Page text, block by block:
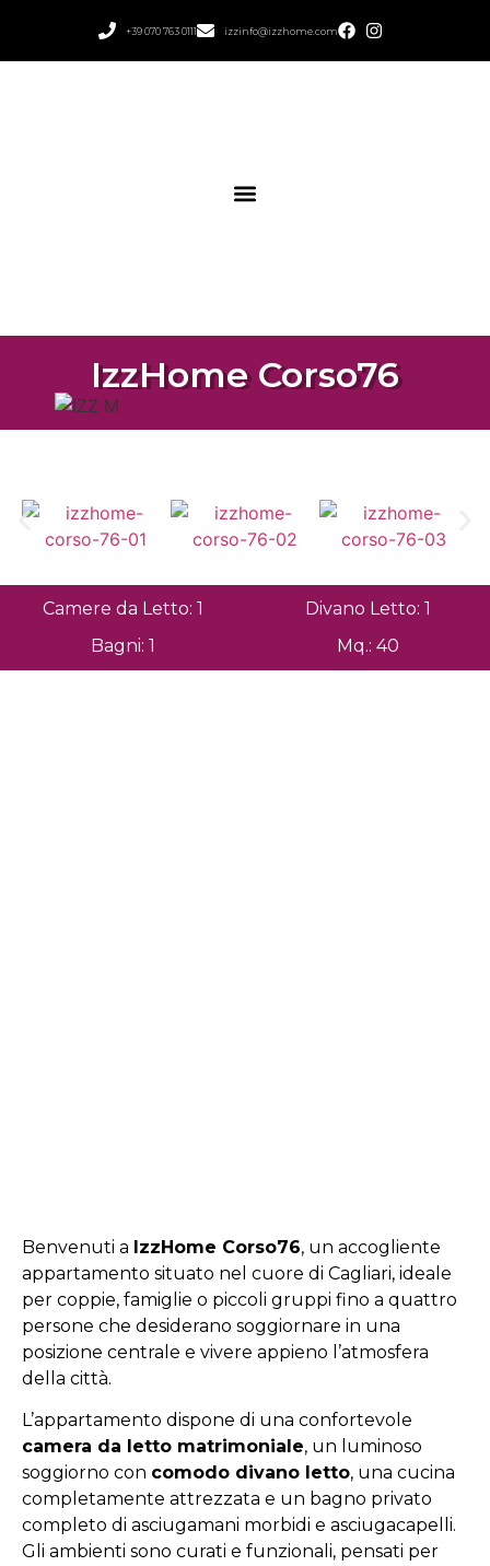
+39 070 763 0111 izzinfo@izzhome.com
IzzHome Corso76
Camere da Letto: 1
Divano Letto: 1
Bagni: 1
Mq.: 40
Benvenuti a IzzHome Corso76, un accogliente
appartamento situato nel cuore di Cagliari, ideale
per coppie, famiglie o piccoli gruppi fino a quattro
persone che desiderano soggiornare in una
posizione centrale e vivere appieno l’atmosfera
della città.
L’appartamento dispone di una confortevole
camera da letto matrimoniale, un luminoso
soggiorno con comodo divano letto, una cucina
completamente attrezzata e un bagno privato
completo di asciugamani morbidi e asciugacapelli.
Gli ambienti sono curati e funzionali, pensati per